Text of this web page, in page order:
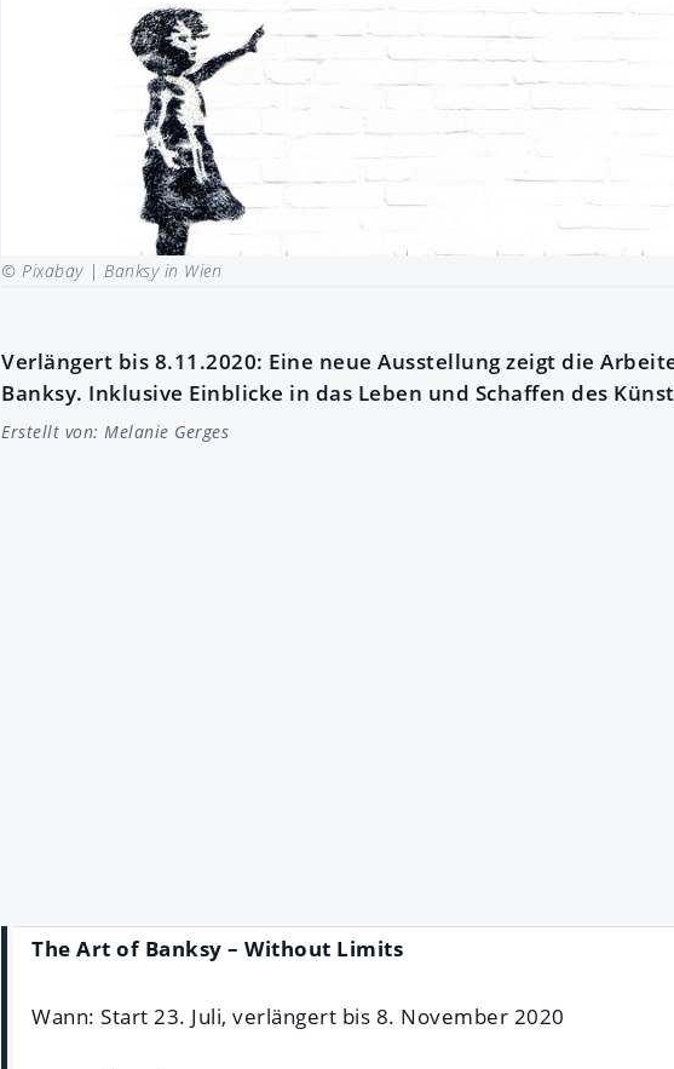
© Pixabay | Banksy in Wien
Verlängert bis 8.11.2020: Eine neue Ausstellung zeigt die
Banksy. Inklusive Einblicke in das Leben und Schaffen des
Erstellt von: Melanie Gerges
The Art of Banksy – Without Limits
Wann: Start 23. Juli, verlängert bis 8. November 2020